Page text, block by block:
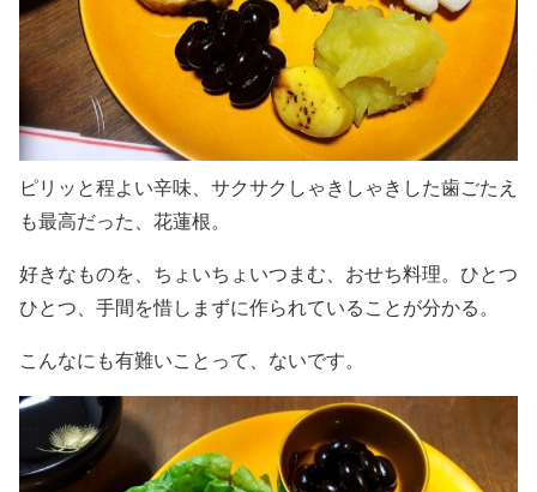
ピリッと程よい辛味、サクサクしゃきしゃきした歯ごたえ
も最高だった、花蓮根。
好きなものを、ちょいちょいつまむ、おせち料理。ひとつ
ひとつ、手間を惜しまずに作られていることが分かる。
こんなにも有難いことって、ないです。